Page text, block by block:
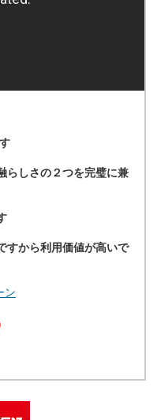
らしさの２つを完璧に兼
すから利用価値が高いで
ン